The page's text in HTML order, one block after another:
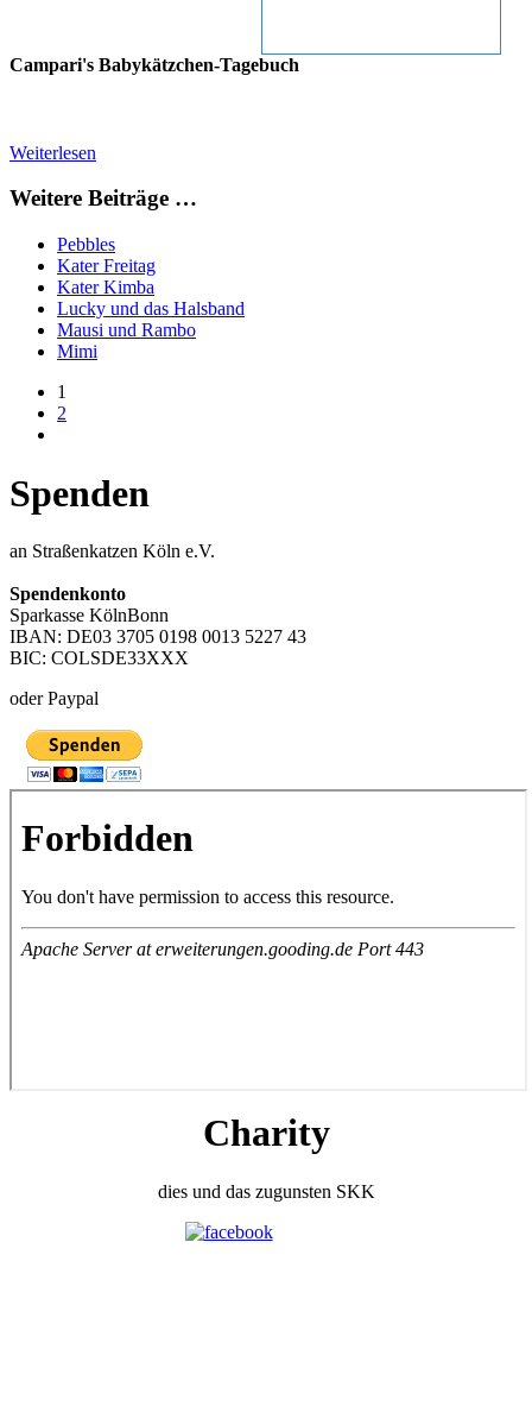
Campari's Babykätzchen-Tagebuch
Weiterlesen
Weitere Beiträge …
Pebbles
Kater Freitag
Kater Kimba
Lucky und das Halsband
Mausi und Rambo
Mimi
1
2
Spenden
an Straßenkatzen Köln e.V.
Spendenkonto
Sparkasse KölnBonn
IBAN: DE03 3705 0198 0013 5227 43
BIC: COLSDE33XXX
oder Paypal
Charity
dies und das zugunsten SKK